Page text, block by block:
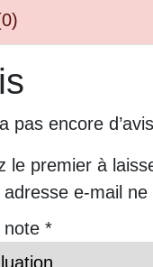
pas encore
le premier à
adresse e-mail
note *